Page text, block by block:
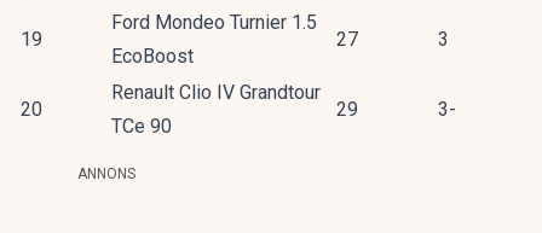
19
Ford Mondeo Turnier 1.5
EcoBoost
27 3
20
Renault Clio IV Grandtour
TCe 90
29 3-
ANNONS